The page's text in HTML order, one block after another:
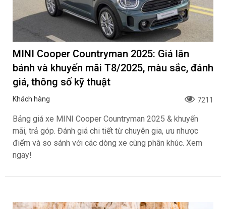
MINI Cooper Countryman 2025: Giá lăn
bánh và khuyến mãi T8/2025, màu sắc, đánh
giá, thông số kỹ thuật
Khách hàng 7211
Bảng giá xe MINI Cooper Countryman 2025 & khuyến
mãi, trả góp. Đánh giá chi tiết từ chuyên gia, ưu nhược
điểm và so sánh với các dòng xe cùng phân khúc. Xem
ngay!